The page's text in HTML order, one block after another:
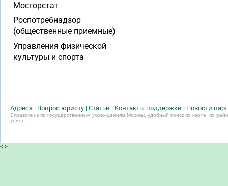
Мосгорстат
Роспотребнадзор
(общественные приемные)
Управления физической
культуры и спорта
Адреса | Вопрос юристу | Статьи | Контакты поддержки | Новости
Справочник по государственным учреждениям Москвы, удобный поиск по карте, по
улице.
< >